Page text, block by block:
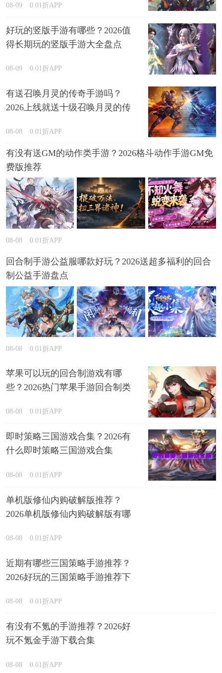
08-09 0.01折APP
好玩的竖版手游有哪些？2026值
得长期玩的竖版手游大全盘点
08-09 0.01折APP
有送召唤月灵的传奇手游吗？
2026上线就送十级召唤月灵的传
08-08 0.01折APP
有没有送GM的动作类手游？2026格斗动作手游GM免
费版推荐
08-08 0.01折APP
回合制手游公益服哪款好玩？2026送超多福利的回合
制公益手游盘点
08-08 0.01折APP
苹果可以玩的回合制游戏有哪
些？2026热门苹果手游回合制类
08-08 0.01折APP
即时策略三国游戏合集？2026有
什么即时策略三国游戏合集
08-08 0.01折APP
单机版修仙内购破解版推荐？
2026单机版修仙内购破解版有哪
08-08 0.01折APP
近期有哪些三国策略手游推荐？
2026好玩的三国策略手游推荐下
08-08 0.01折APP
有没有不氪的手游推荐？2026好
玩不氪金手游下载合集
08-08 0.01折APP